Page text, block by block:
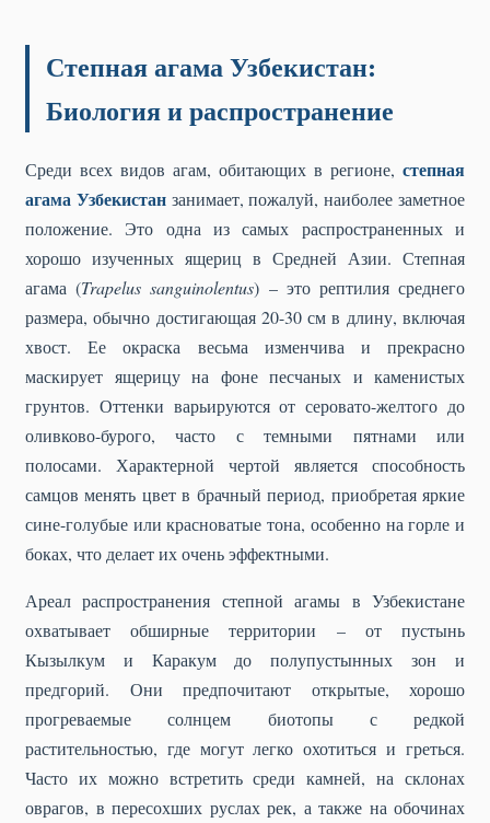
Степная агама Узбекистан:
Биология и распространение
Среди всех видов агам, обитающих в регионе, степная
агама Узбекистанзанимает, пожалуй, наиболее заметное
положение. Это одна из самых распространенных и
хорошо изученных ящериц в Средней Азии. Степная
агама (Trapelus sanguinolentus) – это рептилия среднего
размера, обычно достигающая 20-30 см в длину, включая
хвост. Ее окраска весьма изменчива и прекрасно
маскирует ящерицу на фоне песчаных и каменистых
грунтов. Оттенки варьируются от серовато-желтого до
оливково-бурого, часто с темными пятнами или
полосами. Характерной чертой является способность
самцов менять цвет в брачный период, приобретая яркие
сине-голубые или красноватые тона, особенно на горле и
боках, что делает их очень эффектными.
Ареал распространения степной агамы в Узбекистане
охватывает обширные территории – от пустынь
Кызылкум и Каракум до полупустынных зон и
предгорий. Они предпочитают открытые, хорошо
прогреваемые солнцем биотопы с редкой
растительностью, где могут легко охотиться и греться.
Часто их можно встретить среди камней, на склонах
оврагов, в пересохших руслах рек, а также на обочинах